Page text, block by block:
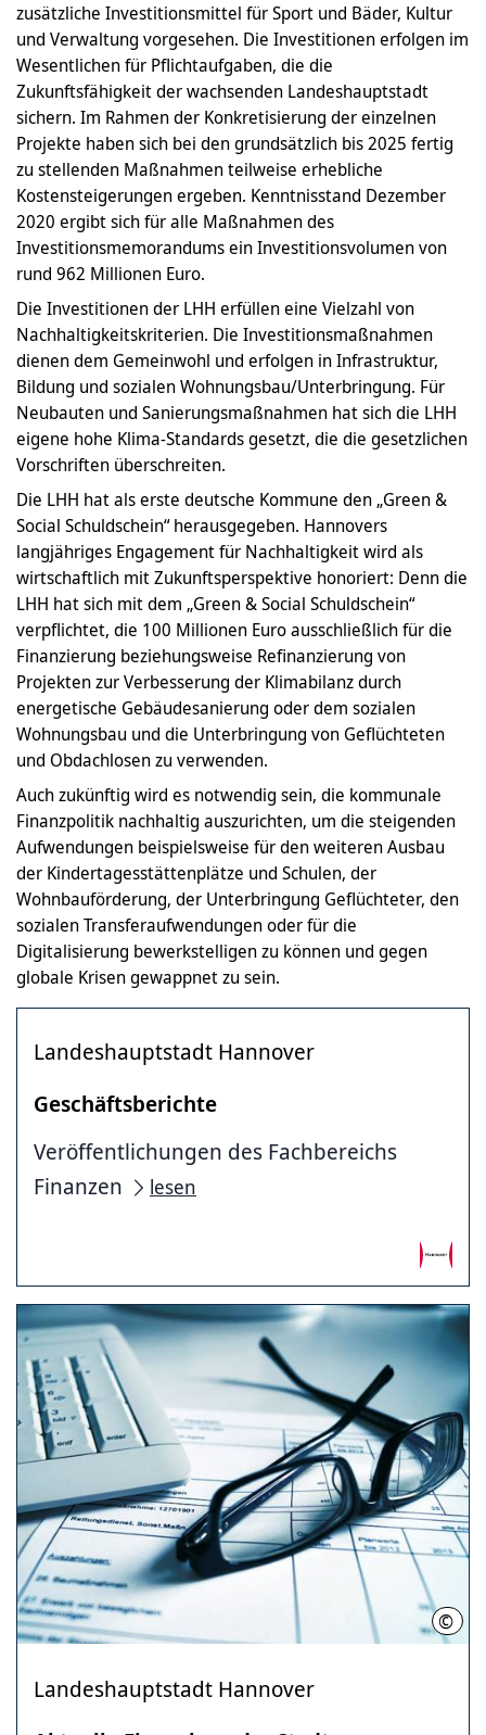
zusätzliche Investitionsmittel für Sport und Bäder, Kultur
und Verwaltung vorgesehen. Die Investitionen erfolgen im
Wesentlichen für Pflichtaufgaben, die die
Zukunftsfähigkeit der wachsenden Landeshauptstadt
sichern. Im Rahmen der Konkretisierung der einzelnen
Projekte haben sich bei den grundsätzlich bis 2025 fertig
zu stellenden Maßnahmen teilweise erhebliche
Kostensteigerungen ergeben. Kenntnisstand Dezember
2020 ergibt sich für alle Maßnahmen des
Investitionsmemorandums ein Investitionsvolumen von
rund 962 Millionen Euro.
Die Investitionen der LHH erfüllen eine Vielzahl von
Nachhaltigkeitskriterien. Die Investitionsmaßnahmen
dienen dem Gemeinwohl und erfolgen in Infrastruktur,
Bildung und sozialen Wohnungsbau/Unterbringung. Für
Neubauten und Sanierungsmaßnahmen hat sich die LHH
eigene hohe Klima-Standards gesetzt, die die gesetzlichen
Vorschriften überschreiten.
Die LHH hat als erste deutsche Kommune den „Green &
Social Schuldschein“ herausgegeben. Hannovers
langjähriges Engagement für Nachhaltigkeit wird als
wirtschaftlich mit Zukunftsperspektive honoriert: Denn die
LHH hat sich mit dem „Green & Social Schuldschein“
verpflichtet, die 100 Millionen Euro ausschließlich für die
Finanzierung beziehungsweise Refinanzierung von
Projekten zur Verbesserung der Klimabilanz durch
energetische Gebäudesanierung oder dem sozialen
Wohnungsbau und die Unterbringung von Geflüchteten
und Obdachlosen zu verwenden.
Auch zukünftig wird es notwendig sein, die kommunale
Finanzpolitik nachhaltig auszurichten, um die steigenden
Aufwendungen beispielsweise für den weiteren Ausbau
der Kindertagesstättenplätze und Schulen, der
Wohnbauförderung, der Unterbringung Geflüchteter, den
sozialen Transferaufwendungen oder für die
Digitalisierung bewerkstelligen zu können und gegen
globale Krisen gewappnet zu sein.
Landeshauptstadt Hannover
Geschäftsberichte
Veröffentlichungen des Fachbereichs
Finanzen
lesen
© LHH
Landeshauptstadt Hannover